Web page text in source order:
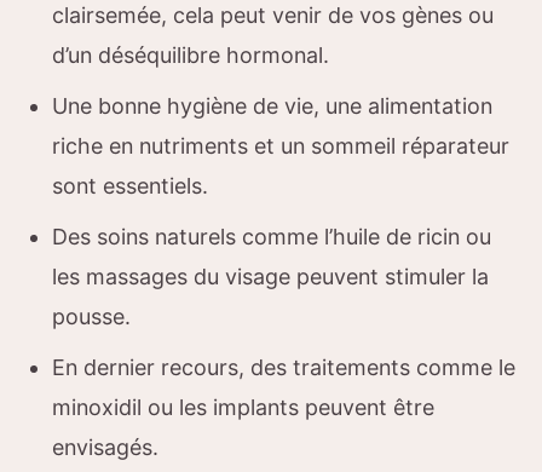
clairsemée, cela peut venir de vos gènes ou
d’un déséquilibre hormonal.
Une bonne hygiène de vie, une alimentation
riche en nutriments et un sommeil réparateur
sont essentiels.
Des soins naturels comme l’huile de ricin ou
les massages du visage peuvent stimuler la
pousse.
En dernier recours, des traitements comme le
minoxidil ou les implants peuvent être
envisagés.